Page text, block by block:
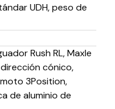
UDH, peso de
Rush RL, Maxle
cónico,
3Position,
de aluminio de